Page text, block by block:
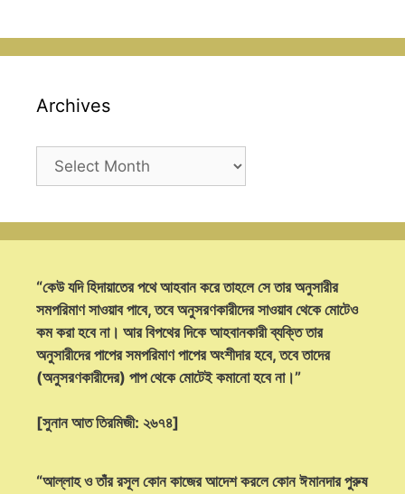
Archives
Archives
“কেউ যদি হিদায়াতের পথে আহবান করে তাহলে সে তার অনুসারীর
সমপরিমাণ সাওয়াব পাবে, তবে অনুসরণকারীদের সাওয়াব থেকে মোটেও
কম করা হবে না। আর বিপথের দিকে আহবানকারী ব্যক্তি তার
অনুসারীদের পাপের সমপরিমাণ পাপের অংশীদার হবে, তবে তাদের
(অনুসরণকারীদের) পাপ থেকে মোটেই কমানো হবে না।”
[সুনান আত তিরমিজী: ২৬৭৪]
“আল্লাহ ও তাঁর রসূল কোন কাজের আদেশ করলে কোন ঈমানদার পুরুষ